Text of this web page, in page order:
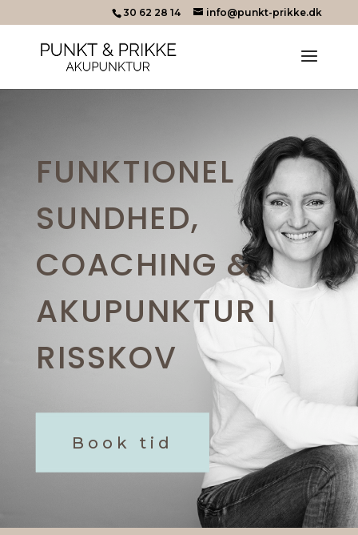
30 62 28 14 info@punkt-prikke.dk
FUNKTIONEL
SUNDHED,
COACHING &
AKUPUNKTUR I
RISSKOV
Book tid